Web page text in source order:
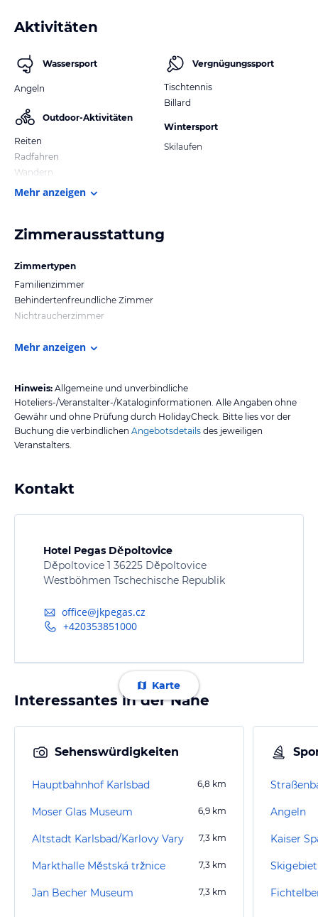
Aktivitäten
Wassersport
Angeln
Outdoor-Aktivitäten
Reiten
Radfahren
Wandern
Vergnügungssport
Tischtennis
Billard
Wintersport
Skilaufen
Mehr anzeigen
Zimmerausstattung
Zimmertypen
Familienzimmer
Behindertenfreundliche Zimmer
Nichtraucherzimmer
Mehr anzeigen
Hinweis: Allgemeine und unverbindliche
Hoteliers-/Veranstalter-/Kataloginformationen. Alle Angaben ohne
Gewähr und ohne Prüfung durch HolidayCheck. Bitte lies vor der
Buchung die verbindlichen Angebotsdetails des jeweiligen
Veranstalters.
Kontakt
Hotel Pegas Děpoltovice
Děpoltovice 1 36225 Děpoltovice
Westböhmen Tschechische Republik
office@jkpegas.cz
+420353851000
Karte
Interessantes in der Nähe
Sehenswürdigkeiten
Hauptbahnhof Karlsbad 6,8 km
Moser Glas Museum 6,9 km
Altstadt Karlsbad/Karlovy Vary 7,3 km
Markthalle Městská tržnice 7,3 km
Jan Becher Museum 7,3 km
Angeln
Kaiser